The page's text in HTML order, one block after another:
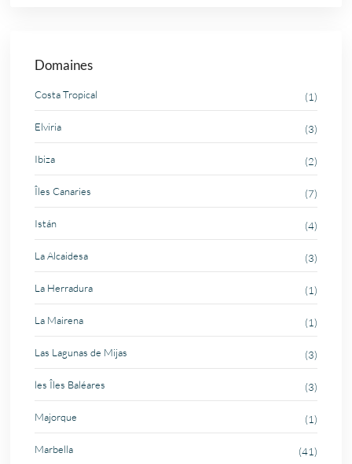
Domaines
Costa Tropical (1)
Elviria (3)
Ibiza (2)
Îles Canaries (7)
Istán (4)
La Alcaidesa (3)
La Herradura (1)
La Mairena (1)
Las Lagunas de Mijas (3)
les Îles Baléares (3)
Majorque (1)
Marbella (41)